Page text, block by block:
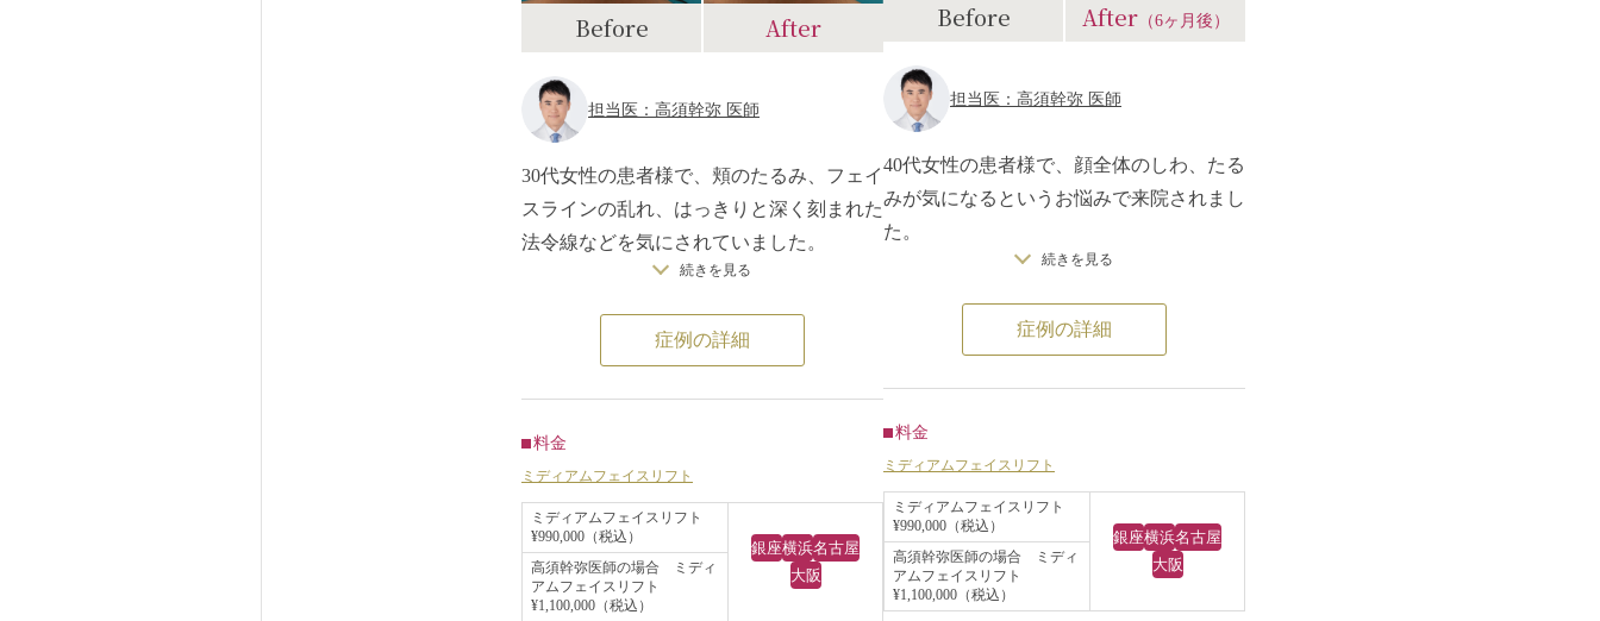
Before After
担当医：高須幹弥 医師
30代女性の患者様で、頬のたるみ、フェイ
スラインの乱れ、はっきりと深く刻まれた
法令線などを気にされていました。
診察させていただいたところ、年齢相応に
特に頬がたるんでいました。
患者様は切ることには抵抗ないので、なる
べくしっかりとたるみをリフトアップし、
エイジングケアしたいというご要望でした
ので、ミディアムフェイスリフトをするこ
とになりました。
手術は、こめかみの頭髪内から耳前部、耳
続きを見る
症例の詳細
料金
ミディアムフェイスリフト
ミディアムフェイスリフト
¥990,000（税込）
銀座横浜名古屋
大阪
高須幹弥医師の場合 ミディ
アムフェイスリフト
¥1,100,000（税込）
Before After（6ヶ月後）
担当医：高須幹弥 医師
40代女性の患者様で、顔全体のしわ、たる
みが気になるというお悩みで来院されまし
た。
診察させていただいたところ、顔全体にた
るみ、法令線、マリオネットラインが目立
や、フェイスラインのたるみが一番気にな
るとのことでした。
この部分のエイジングケア治療に有効なの
は、法令線やマリオネットラインへのヒア
ルロン酸注射、ウルセラシステムやサーマ
クールなどの照射系治療、イタリアンリフ
続きを見る
症例の詳細
料金
ミディアムフェイスリフト
ミディアムフェイスリフト
¥990,000（税込）
銀座横浜名古屋
大阪
高須幹弥医師の場合 ミディ
アムフェイスリフト
¥1,100,000（税込）